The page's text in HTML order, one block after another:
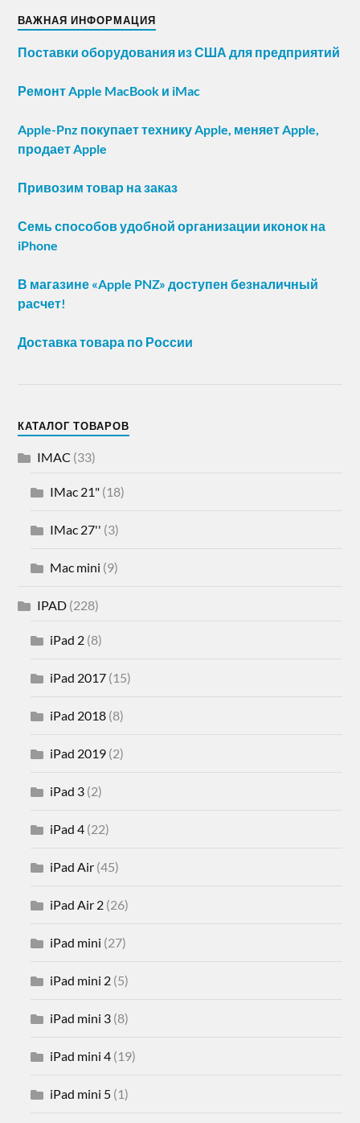
ВАЖНАЯ ИНФОРМАЦИЯ
Поставки оборудования из США для предприятий
Ремонт Apple MacBook и iMac
Apple-Pnz покупает технику Apple, меняет Apple,
продает Apple
Привозим товар на заказ
Семь способов удобной организации иконок на
iPhone
В магазине «Apple PNZ» доступен безналичный
расчет!
Доставка товара по России
КАТАЛОГ ТОВАРОВ
IMAC (33)
IMac 21" (18)
IMac 27'' (3)
Mac mini (9)
IPAD (228)
iPad 2 (8)
iPad 2017 (15)
iPad 2018 (8)
iPad 2019 (2)
iPad 3 (2)
iPad 4 (22)
iPad Air (45)
iPad Air 2 (26)
iPad mini (27)
iPad mini 2 (5)
iPad mini 3 (8)
iPad mini 4 (19)
iPad mini 5 (1)